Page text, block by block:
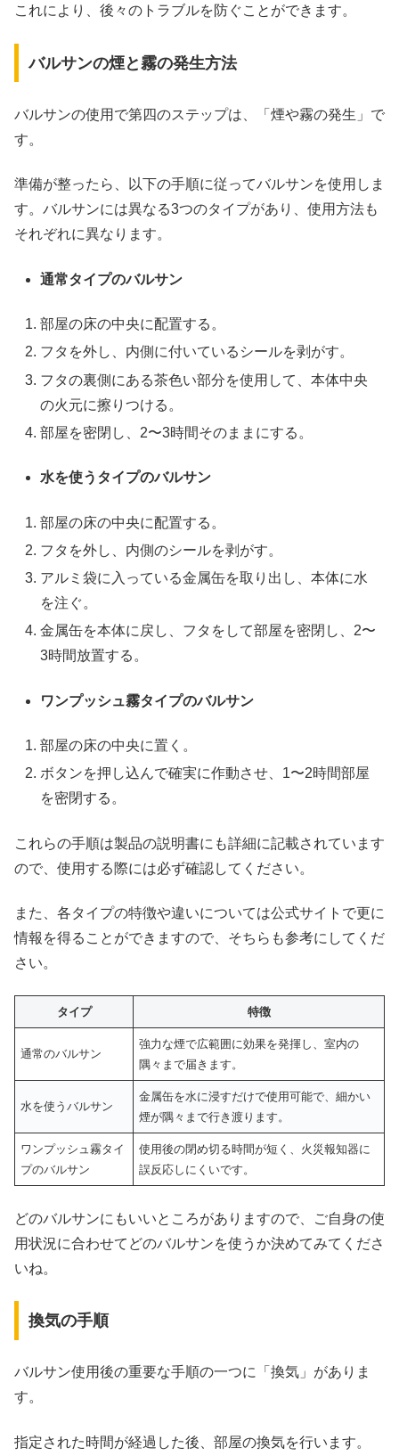
これにより、後々のトラブルを防ぐことができます。
バルサンの煙と霧の発生方法
バルサンの使用で第四のステップは、「煙や霧の発生」で
す。
準備が整ったら、以下の手順に従ってバルサンを使用しま
す。バルサンには異なる3つのタイプがあり、使用方法も
それぞれに異なります。
通常タイプのバルサン
部屋の床の中央に配置する。
フタを外し、内側に付いているシールを剥がす。
フタの裏側にある茶色い部分を使用して、本体中央
の火元に擦りつける。
部屋を密閉し、2〜3時間そのままにする。
水を使うタイプのバルサン
部屋の床の中央に配置する。
フタを外し、内側のシールを剥がす。
アルミ袋に入っている金属缶を取り出し、本体に水
を注ぐ。
金属缶を本体に戻し、フタをして部屋を密閉し、2〜
3時間放置する。
ワンプッシュ霧タイプのバルサン
部屋の床の中央に置く。
ボタンを押し込んで確実に作動させ、1〜2時間部屋
を密閉する。
これらの手順は製品の説明書にも詳細に記載されています
ので、使用する際には必ず確認してください。
また、各タイプの特徴や違いについては公式サイトで更に
情報を得ることができますので、そちらも参考にしてくだ
さい。
タイプ 特徴
通常のバルサン
強力な煙で広範囲に効果を発揮し、室内の
隅々まで届きます。
水を使うバルサン
金属缶を水に浸すだけで使用可能で、細かい
煙が隅々まで行き渡ります。
ワンプッシュ霧タイ
プのバルサン
使用後の閉め切る時間が短く、火災報知器に
誤反応しにくいです。
どのバルサンにもいいところがありますので、ご自身の使
用状況に合わせてどのバルサンを使うか決めてみてくださ
いね。
換気の手順
バルサン使用後の重要な手順の一つに「換気」がありま
す。
指定された時間が経過した後、部屋の換気を行います。